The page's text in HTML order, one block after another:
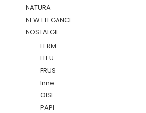
NATURA
NEW ELEGANCE
NOSTALGIE
FERM
FLEU
FRUS
Inne
OISE
PAPI